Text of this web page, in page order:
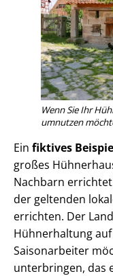
Wenn Sie Ihr
umnutzen
Ein fiktives
großes
Nachbarn
der geltenden
errichten. Der
Hühnerhaltung
Saisonarbeiter
unterbringen, das